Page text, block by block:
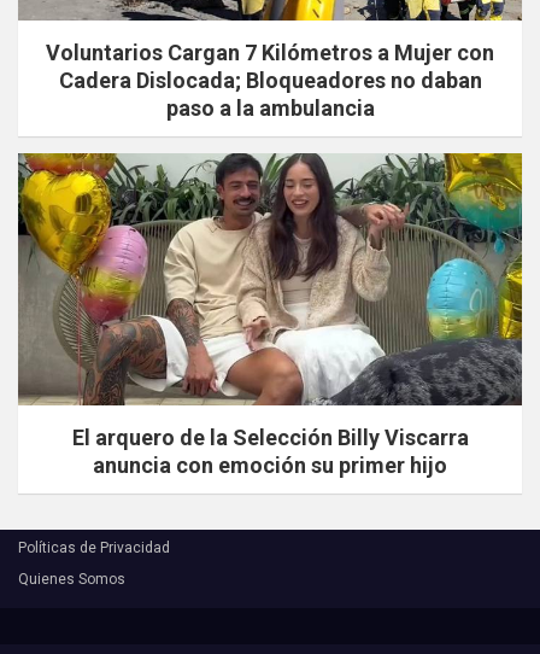
Voluntarios Cargan 7 Kilómetros a Mujer con
Cadera Dislocada; Bloqueadores no daban
paso a la ambulancia
El arquero de la Selección Billy Viscarra
anuncia con emoción su primer hijo
Políticas de Privacidad
Quienes Somos